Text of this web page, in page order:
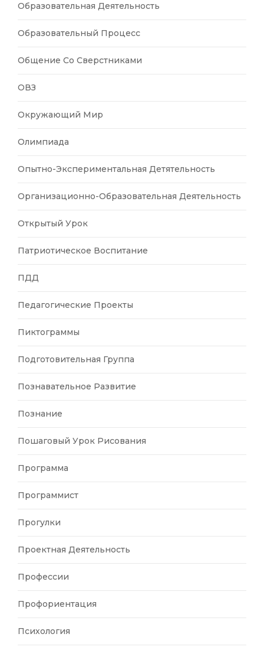
Образовательная Деятельность
Образовательный Процесс
Общение Со Сверстниками
ОВЗ
Окружающий Мир
Олимпиада
Опытно-Экспериментальная Детятельность
Организационно-Образовательная Деятельность
Открытый Урок
Патриотическое Воспитание
ПДД
Педагогические Проекты
Пиктограммы
Подготовительная Группа
Познавательное Развитие
Познание
Пошаговый Урок Рисования
Программа
Программист
Прогулки
Проектная Деятельность
Профессии
Профориентация
Психология